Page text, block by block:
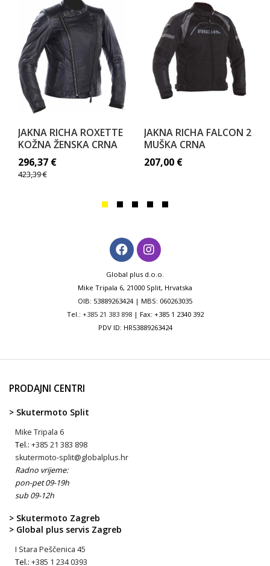
JAKNA RICHA ROXETTE
KOŽNA ŽENSKA CRNA
296,37 €
423,39€
JAKNA RICHA FALCON 2
MUŠKA CRNA
207,00 €
Global plus d.o.o.
Mike Tripala 6, 21000 Split, Hrvatska
OIB: 53889263424 | MBS: 060263035
Tel.: +385 21 383 898| Fax: +385 1 2340 392
PDV ID: HR53889263424
PRODAJNI CENTRI
> Skutermoto Split
Mike Tripala 6
Tel.: +385 21 383 898
skutermoto-split@globalplus.hr
Radno vrijeme:
pon-pet 09-19h
sub 09-12h
> Skutermoto Zagreb
> Global plus servis Zagreb
I Stara Peščenica 45
Tel.: +385 1 234 0393